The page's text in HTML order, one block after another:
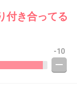
付き合ってる
-10